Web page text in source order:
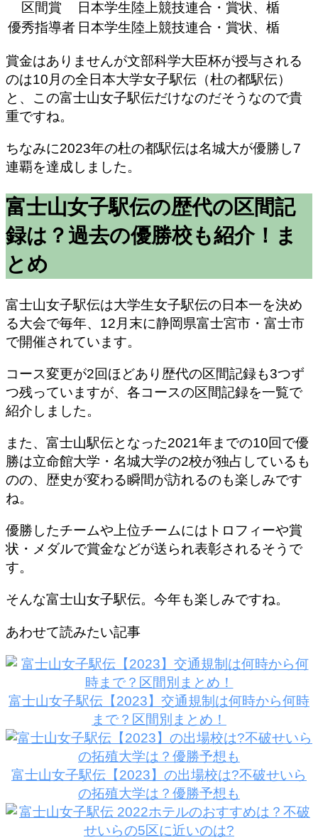
区間賞
日本学生陸上競技連合・賞状、楯
優秀指導者 日本学生陸上競技連合・賞状、楯
賞金はありませんが文部科学大臣杯が授与される
のは10月の全日本大学女子駅伝（杜の都駅伝）
と、この富士山女子駅伝だけなのだそうなので貴
重ですね。
ちなみに2023年の杜の都駅伝は名城大が優勝し7
連覇を達成しました。
富士山女子駅伝の歴代の区間記
録は？過去の優勝校も紹介！ま
とめ
富士山女子駅伝は大学生女子駅伝の日本一を決め
る大会で毎年、12月末に静岡県富士宮市・富士市
で開催されています。
コース変更が2回ほどあり歴代の区間記録も3つず
つ残っていますが、各コースの区間記録を一覧で
紹介しました。
また、富士山駅伝となった2021年までの10回で優
勝は立命館大学・名城大学の2校が独占しているも
のの、歴史が変わる瞬間が訪れるのも楽しみです
ね。
優勝したチームや上位チームにはトロフィーや賞
状・メダルで賞金などが送られ表彰されるそうで
す。
そんな富士山女子駅伝。今年も楽しみですね。
あわせて読みたい記事
富士山女子駅伝【2023】交通規制は何時から何時
まで？区間別まとめ！
富士山女子駅伝【2023】の出場校は?不破せいら
の拓殖大学は？優勝予想も